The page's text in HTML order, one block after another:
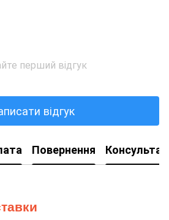
перший відгук
відгук
Повернення